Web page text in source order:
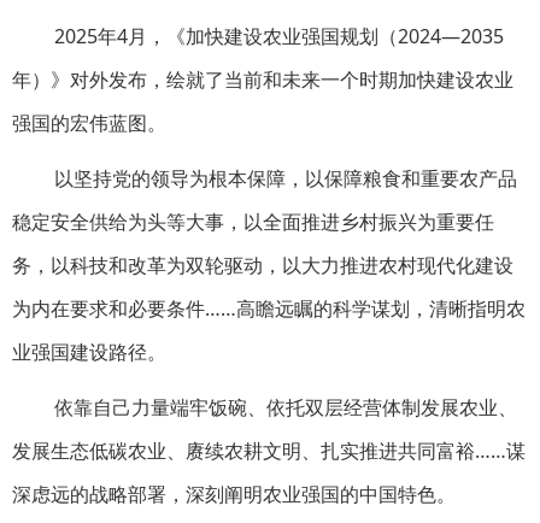
2025年4月，《加快建设农业强国规划（2024—2035
年）》对外发布，绘就了当前和未来一个时期加快建设农业
强国的宏伟蓝图。
以坚持党的领导为根本保障，以保障粮食和重要农产品
稳定安全供给为头等大事，以全面推进乡村振兴为重要任
务，以科技和改革为双轮驱动，以大力推进农村现代化建设
为内在要求和必要条件……高瞻远瞩的科学谋划，清晰指明农
业强国建设路径。
依靠自己力量端牢饭碗、依托双层经营体制发展农业、
发展生态低碳农业、赓续农耕文明、扎实推进共同富裕……谋
深虑远的战略部署，深刻阐明农业强国的中国特色。